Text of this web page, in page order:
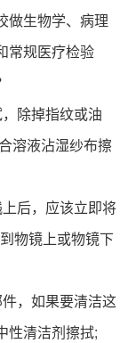
做生物学、病理
常规医疗检验
除掉指纹或油
溶液沾湿纱布擦
后，应该立即将
物镜上或物镜下
，如果要清洁这
性清洁剂擦拭;